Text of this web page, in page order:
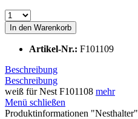
In den Warenkorb
Artikel-Nr.: F101109
Beschreibung
Beschreibung
weiß für Nest F101108 mehr
Menü schließen
Produktinformationen "Nesthalter"